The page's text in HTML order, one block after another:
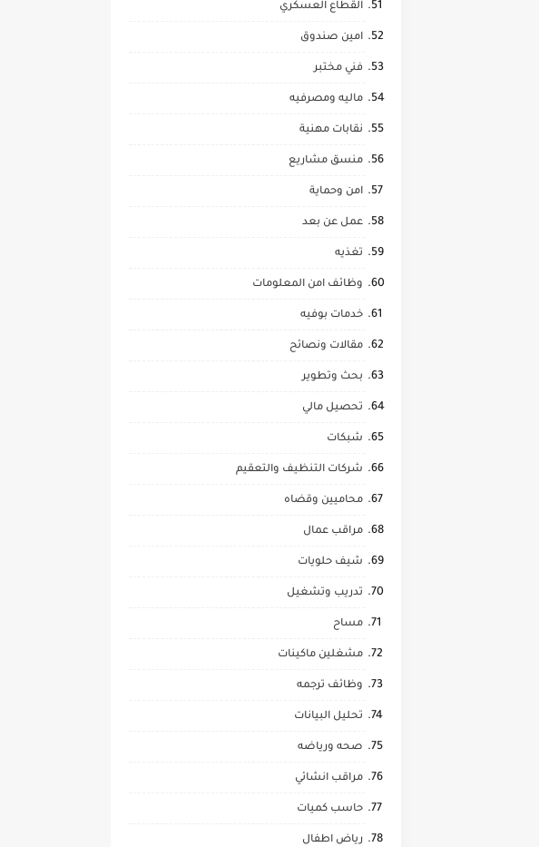
القطاع العسكري
امين صندوق
فني مختبر
ماليه ومصرفيه
نقابات مهنية
منسق مشاريع
امن وحماية
عمل عن بعد
تغذيه
وظائف امن المعلومات
خدمات بوفيه
مقالات ونصائح
بحث وتطوير
تحصيل مالي
شبكات
شركات التنظيف والتعقيم
محاميين وقضاه
مراقب عمال
شيف حلويات
تدريب وتشغيل
مساح
مشغلين ماكينات
وظائف ترجمه
تحليل البيانات
صحه ورياضه
مراقب انشائي
حاسب كميات
رياض اطفال